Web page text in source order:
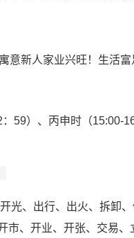
意新人家业兴旺！生活富
59）、丙申时（15:00-
光、出行、出火、拆卸
市、开业、开张、交易、